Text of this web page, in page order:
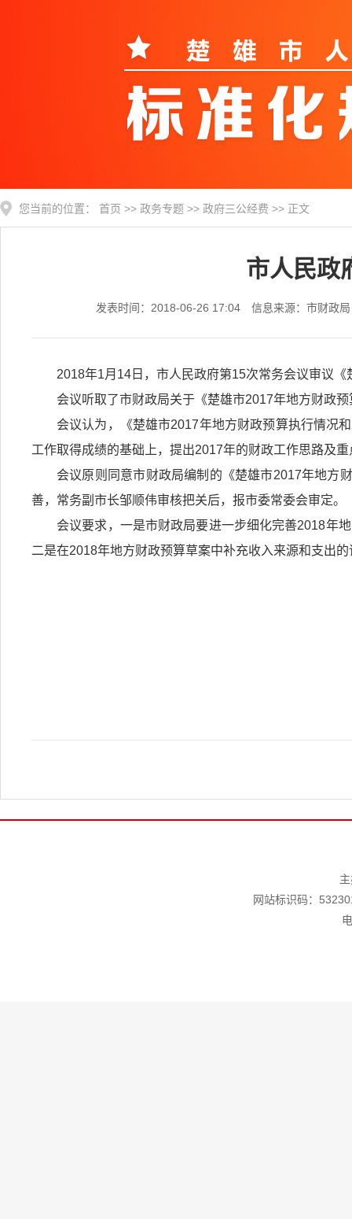
您当前的位置： 首页 >> 政务专题 >> 政府三公经费 >> 正文
市人民政
发表时间：2018-06-26 17:04 信息来源：市财
2018年1月14日，市人民政府第15次常务会议审议
会议听取了市财政局关于《楚雄市2017年地方财政
会议认为，《楚雄市2017年地方财政预算执行情况
工作取得成绩的基础上，提出2017年的财政工作思路及
会议原则同意市财政局编制的《楚雄市2017年地方
善，常务副市长邹顺伟审核把关后，报市委常委会审定。
会议要求，一是市财政局要进一步细化完善2018年
二是在2018年地方财政预算草案中补充收入来源和支出
网站标识码：